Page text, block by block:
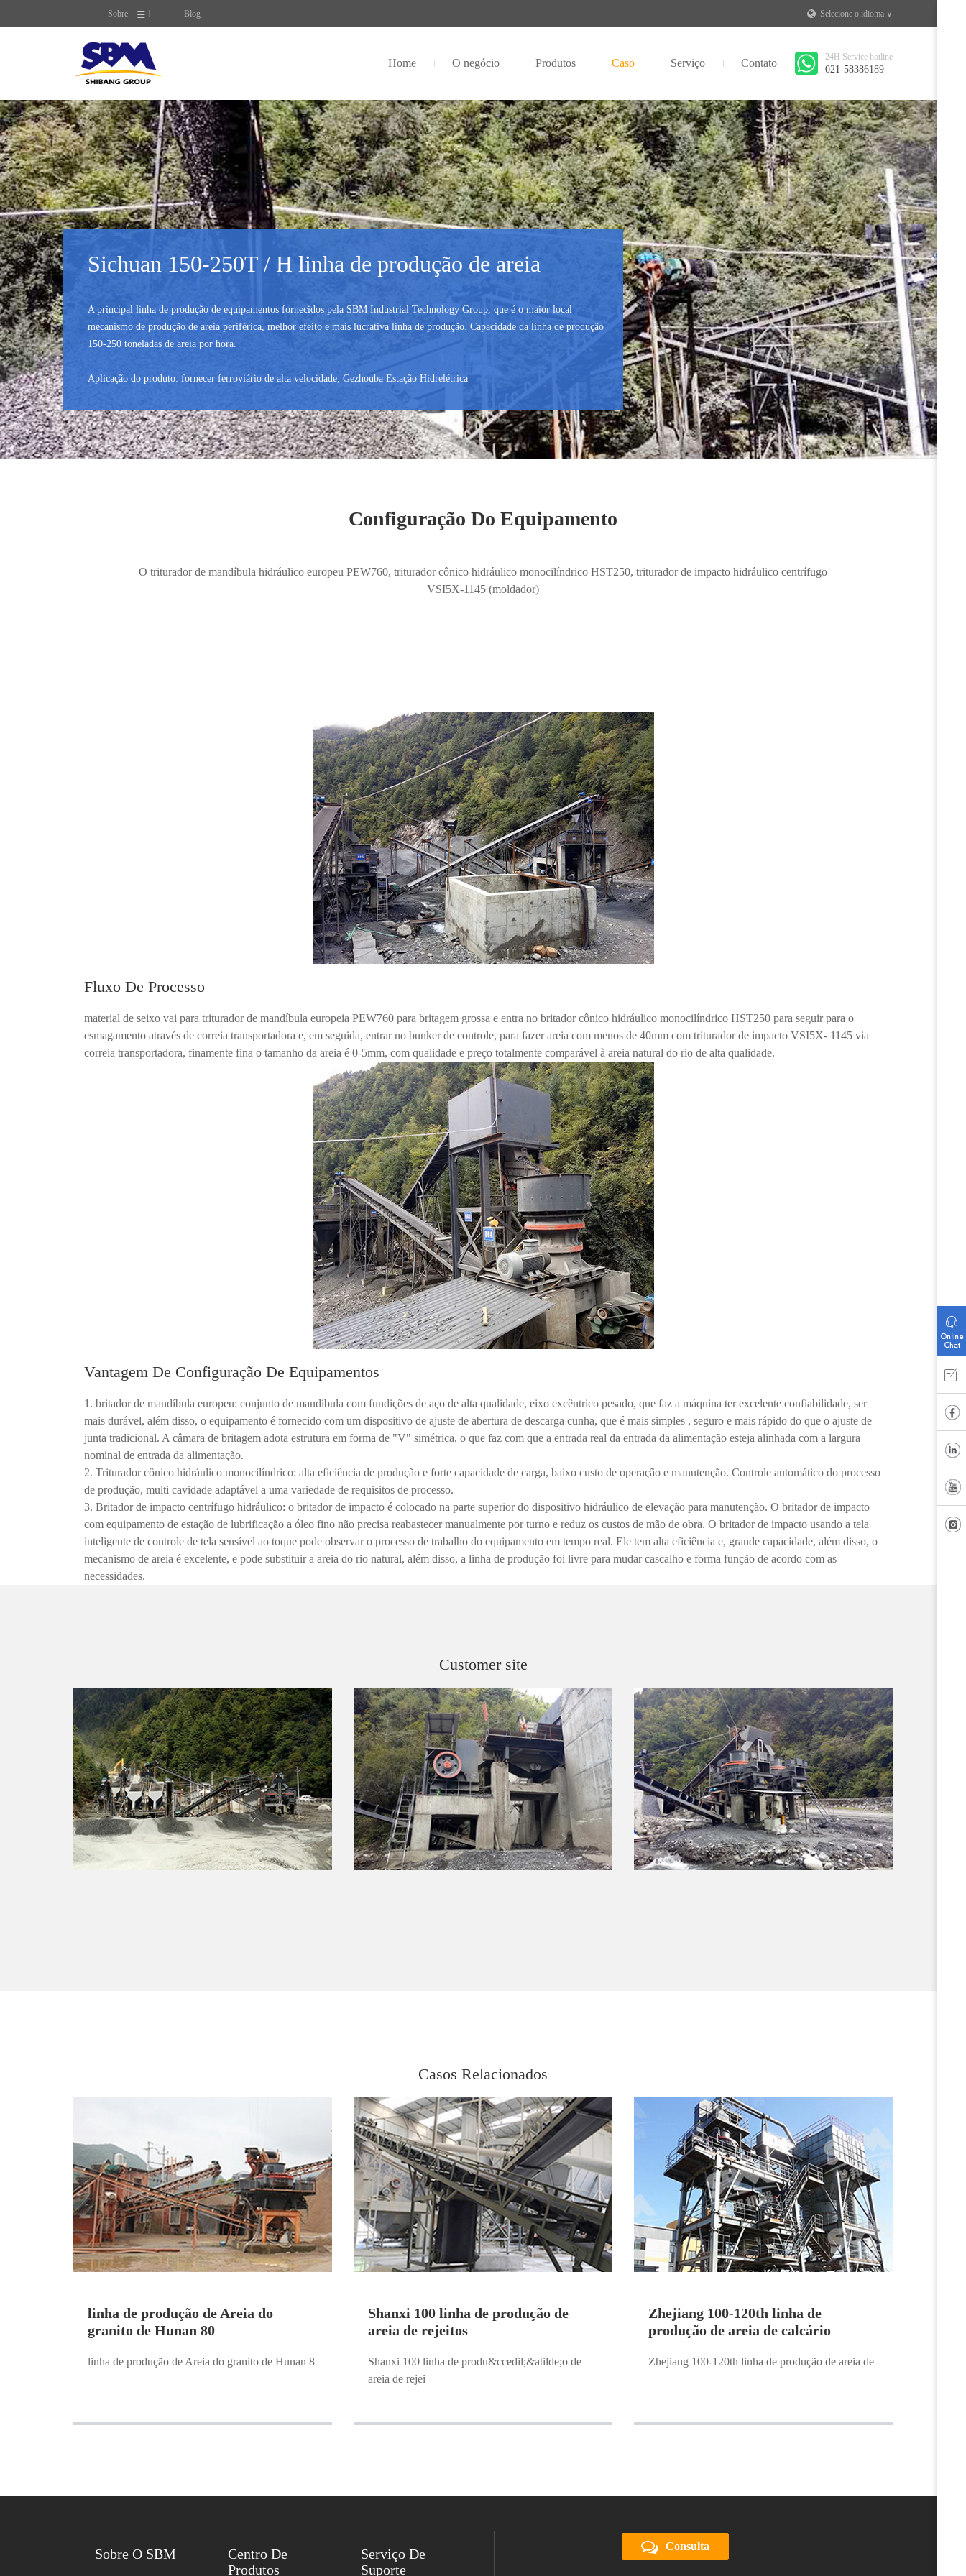
Selecione o idioma ∨
Sobre Blog
Home O negócio Produtos Caso Serviço Contato 24H Service hotline
021-58386189
Sichuan 150-250T / H linha de produção de areia
A principal linha de produção de equipamentos fornecidos pela SBM Industrial Technology Group, que é o maior local
mecanismo de produção de areia periférica, melhor efeito e mais lucrativa linha de produção. Capacidade da linha de produção
150-250 toneladas de areia por hora.
Aplicação do produto: fornecer ferroviário de alta velocidade, Gezhouba Estação Hidrelétrica
Configuração Do Equipamento
O triturador de mandíbula hidráulico europeu PEW760, triturador cônico hidráulico monocilíndrico HST250, triturador de impacto hidráulico centrífugo
VSI5X-1145 (moldador)
Fluxo De Processo
material de seixo vai para triturador de mandíbula europeia PEW760 para britagem grossa e entra no britador cônico hidráulico monocilíndrico HST250 para seguir para o
esmagamento através de correia transportadora e, em seguida, entrar no bunker de controle, para fazer areia com menos de 40mm com triturador de impacto VSI5X- 1145 via
correia transportadora, finamente fina o tamanho da areia é 0-5mm, com qualidade e preço totalmente comparável à areia natural do rio de alta qualidade.
Vantagem De Configuração De Equipamentos
1. britador de mandíbula europeu: conjunto de mandíbula com fundições de aço de alta qualidade, eixo excêntrico pesado, que faz a máquina ter excelente confiabilidade, ser
mais durável, além disso, o equipamento é fornecido com um dispositivo de ajuste de abertura de descarga cunha, que é mais simples , seguro e mais rápido do que o ajuste de
junta tradicional. A câmara de britagem adota estrutura em forma de "V" simétrica, o que faz com que a entrada real da entrada da alimentação esteja alinhada com a largura
nominal de entrada da alimentação.
2. Triturador cônico hidráulico monocilíndrico: alta eficiência de produção e forte capacidade de carga, baixo custo de operação e manutenção. Controle automático do processo
de produção, multi cavidade adaptável a uma variedade de requisitos de processo.
3. Britador de impacto centrífugo hidráulico: o britador de impacto é colocado na parte superior do dispositivo hidráulico de elevação para manutenção. O britador de impacto
com equipamento de estação de lubrificação a óleo fino não precisa reabastecer manualmente por turno e reduz os custos de mão de obra. O britador de impacto usando a tela
inteligente de controle de tela sensível ao toque pode observar o processo de trabalho do equipamento em tempo real. Ele tem alta eficiência e, grande capacidade, além disso, o
mecanismo de areia é excelente, e pode substituir a areia do rio natural, além disso, a linha de produção foi livre para mudar cascalho e forma função de acordo com as
necessidades.
Customer site
Casos Relacionados
linha de produção de Areia do
granito de Hunan 80
linha de produção de Areia do granito de Hunan 8
Shanxi 100 linha de produção de
areia de rejeitos
Shanxi 100 linha de produ&ccedil;&atilde;o de
areia de rejei
Zhejiang 100-120th linha de
produção de areia de calcário
Zhejiang 100-120th linha de produção de areia de
Sobre O SBM
Centro De
Produtos
Serviço De
Suporte
Consulta